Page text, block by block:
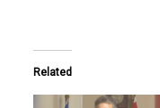
Related